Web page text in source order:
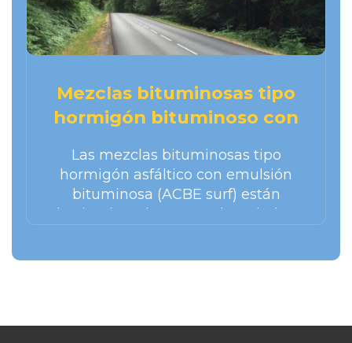
Mezclas bituminosas tipo
hormigón bituminoso con
Las mezclas bituminosas tipo
hormigón asfáltico con emulsión
bituminosa (ACBE surf) están
destinados a las capas de rodadura